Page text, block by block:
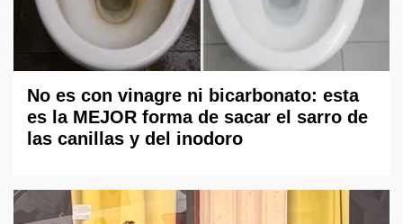
No es con vinagre ni bicarbonato: esta
es la MEJOR forma de sacar el sarro de
las canillas y del inodoro